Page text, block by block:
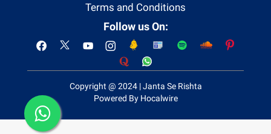
Terms and Conditions
Follow us On:
Copyright @ 2024 | Janta Se Rishta
Powered By Hocalwire